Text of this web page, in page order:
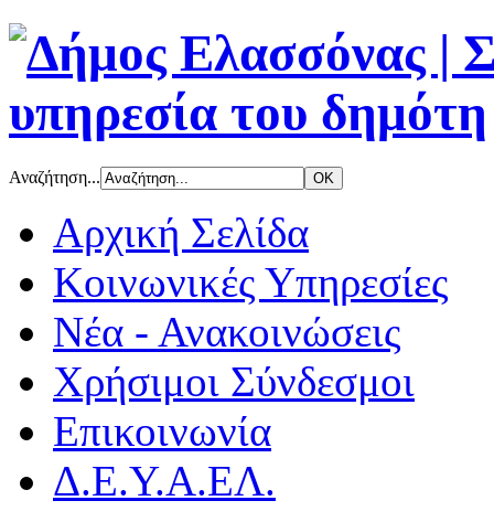
Αναζήτηση...
Αρχική Σελίδα
Κοινωνικές Υπηρεσίες
Νέα - Ανακοινώσεις
Χρήσιμοι Σύνδεσμοι
Επικοινωνία
Δ.Ε.Υ.Α.ΕΛ.